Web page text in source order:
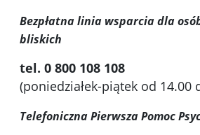
Bezpłatna linia wsparcia dla
bliskich
tel. 0 800 108 108
(poniedziałek-piątek od 14.00
Telefoniczna Pierwsza Pomoc